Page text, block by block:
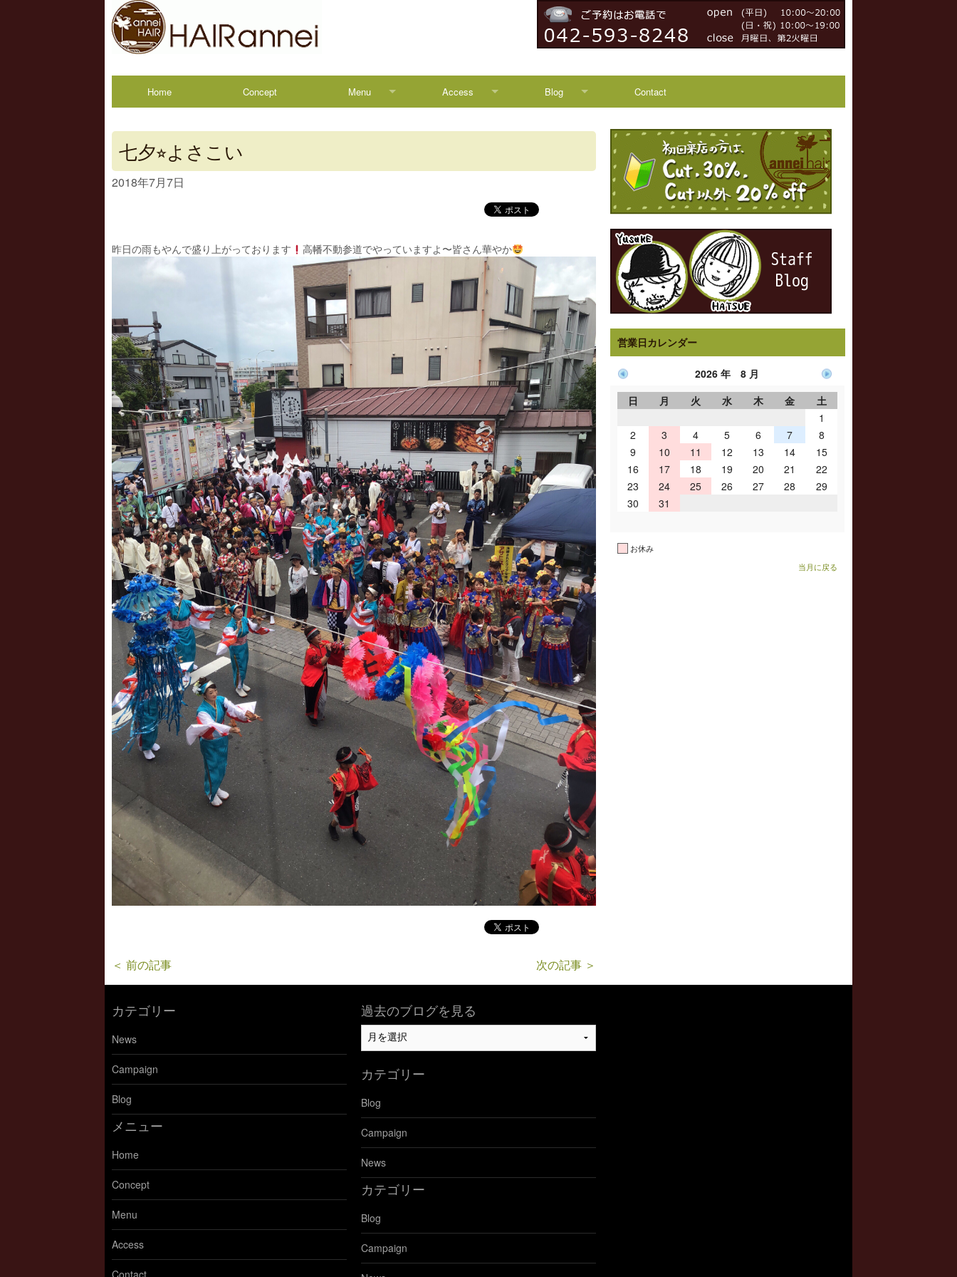
Home Concept Menu Access Blog Contact
七夕⭐︎よさこい
2018年7月7日
昨日の雨もやんで盛り上がっております 高幡不動参道でやっていますよ〜皆さん華やか
＜ 前の記事 次の記事 ＞
営業日カレンダー
2026 年 8 月
日
月 火 水 木 金
土
1
2
3 4 5 6 7
8
9
10 11 12 13 14
15
16
17 18 19 20 21
22
23
24 25 26 27 28
29
30
31
お休み
当月に戻る
カテゴリー
News
Campaign
Blog
メニュー
Home
Concept
Menu
Access
Contact
過去のブログを見る
過
去
ブ
グ
を
見
る
カテゴリー
Blog
Campaign
News
カテゴリー
Blog
Campaign